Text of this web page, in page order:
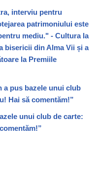
interviu pentru
patrimoniului este
mediu." - Cultura la
bisericii din Alma Vii și a
la Premiile
a pus bazele unui club
Hai să comentăm!”
unui club de carte: